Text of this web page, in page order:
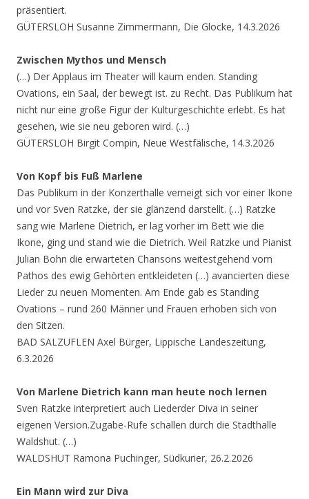
präsentiert.
GÜTERSLOH Susanne Zimmermann, Die Glocke, 14.3.2026
Zwischen Mythos und Mensch
(…) Der Applaus im Theater will kaum enden. Standing
Ovations, ein Saal, der bewegt ist. zu Recht. Das Publikum hat
nicht nur eine große Figur der Kulturgeschichte erlebt. Es hat
gesehen, wie sie neu geboren wird. (…)
GÜTERSLOH Birgit Compin, Neue Westfälische, 14.3.2026
Von Kopf bis Fuß Marlene
Das Publikum in der Konzerthalle verneigt sich vor einer Ikone
und vor Sven Ratzke, der sie glänzend darstellt. (…) Ratzke
sang wie Marlene Dietrich, er lag vorher im Bett wie die
Ikone, ging und stand wie die Dietrich. Weil Ratzke und Pianist
Julian Bohn die erwarteten Chansons weitestgehend vom
Pathos des ewig Gehörten entkleideten (…) avancierten diese
Lieder zu neuen Momenten. Am Ende gab es Standing
Ovations – rund 260 Männer und Frauen erhoben sich von
den Sitzen.
BAD SALZUFLEN Axel Bürger, Lippische Landeszeitung,
6.3.2026
Von Marlene Dietrich kann man heute noch lernen
Sven Ratzke interpretiert auch Liederder Diva in seiner
eigenen Version.Zugabe-Rufe schallen durch die Stadthalle
Waldshut. (…)
WALDSHUT Ramona Puchinger, Südkurier, 26.2.2026
Ein Mann wird zur Diva